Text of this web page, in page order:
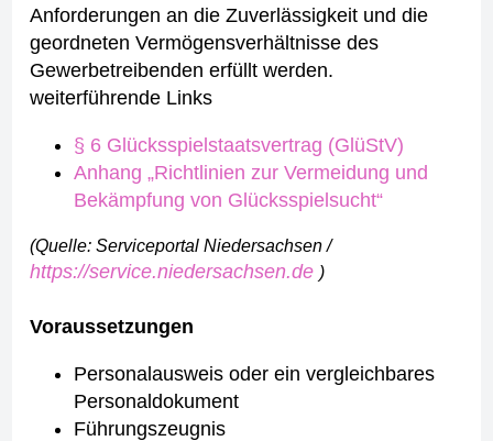
Anforderungen an die Zuverlässigkeit und die
geordneten Vermögensverhältnisse des
Gewerbetreibenden erfüllt werden.
weiterführende Links
§ 6 Glücksspielstaatsvertrag (GlüStV)
Anhang „Richtlinien zur Vermeidung und
Bekämpfung von Glücksspielsucht“
(Quelle: Serviceportal Niedersachsen /
https://service.niedersachsen.de )
Voraussetzungen
Personalausweis oder ein vergleichbares
Personaldokument
Führungszeugnis